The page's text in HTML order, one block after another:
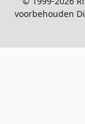
voorbehouden